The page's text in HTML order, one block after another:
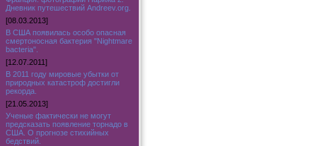
Дневник путешествий Andreev.org.
[08.03.2013]
В США появилась особо опасная
смертоносная бактерия "Nightmare
bacteria".
[12.07.2011]
В 2011 году мировые убытки от
природных катастроф достигли
рекорда.
[21.05.2013]
Ученые фактически не могут
предсказать появление торнадо в
США. О прогнозе стихийных
бедствий.